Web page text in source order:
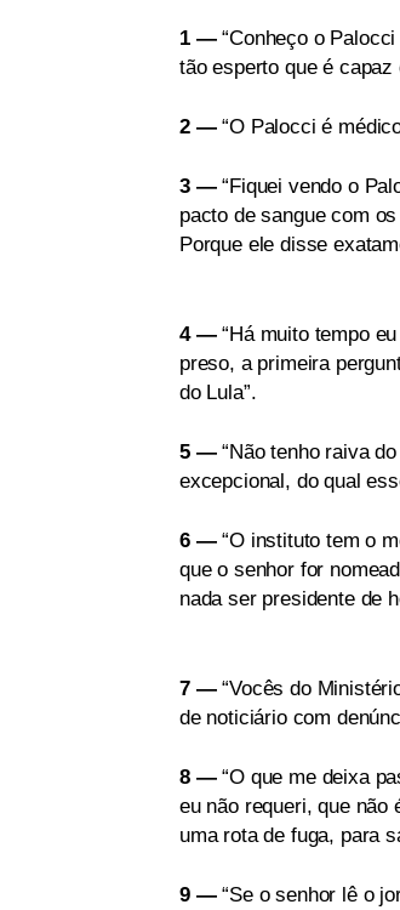
1 —“Conheço o
tão esperto que é
2 —“O Palocci é
3 —“Fiquei vendo o
pacto de sangue com
Porque ele disse
4 —“Há muito tempo
preso, a primeira
do Lula”.
5 —“Não tenho raiva
excepcional, do qual
6 —“O instituto tem o
que o senhor for
nada ser presidente de
7 —“Vocês do
de noticiário com
8 —“O que me deixa
eu não requeri, que não
uma rota de fuga, para
9 —“Se o senhor lê o